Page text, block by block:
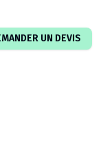
UN DEVIS